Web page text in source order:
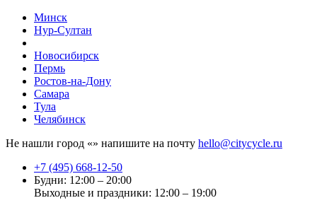
Минск
Нур-Султан
Новосибирск
Пермь
Ростов-на-Дону
Самара
Тула
Челябинск
Не нашли город «» напишите на почту hello@citycycle.ru
+7 (495) 668-12-50
Будни: 12:00 – 20:00
Выходные и праздники: 12:00 – 19:00